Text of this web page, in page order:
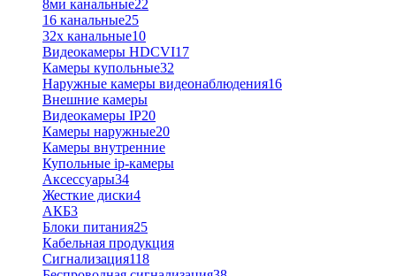
8ми канальные22
16 канальные25
32x канальные10
Видеокамеры HDCVI17
Камеры купольные32
Наружные камеры видеонаблюдения16
Внешние камеры
Видеокамеры IP20
Камеры наружные20
Камеры внутренние
Купольные ip-камеры
Аксессуары34
Жесткие диски4
АКБ3
Блоки питания25
Кабельная продукция
Сигнализация118